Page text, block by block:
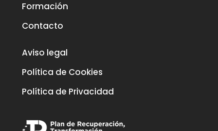
Formación
Contacto
Aviso legal
Política de Cookies
Política de Privacidad